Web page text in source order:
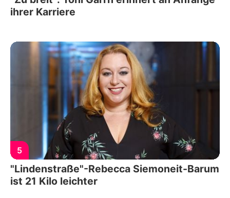
ihrer Karriere
5
"Lindenstraße"-Rebecca Siemoneit-Barum
ist 21 Kilo leichter